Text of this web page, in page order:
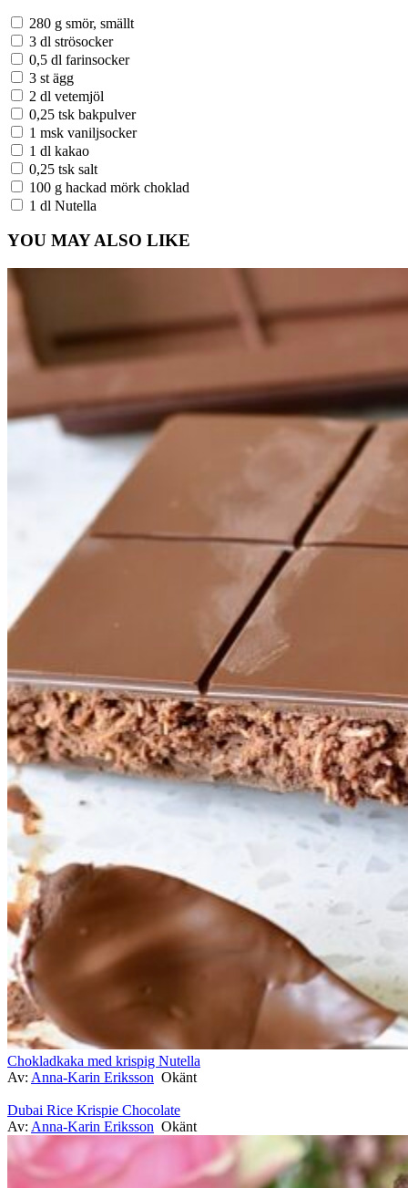
280 g smör, smällt
3 dl strösocker
0,5 dl farinsocker
3 st ägg
2 dl vetemjöl
0,25 tsk bakpulver
1 msk vaniljsocker
1 dl kakao
0,25 tsk salt
100 g hackad mörk choklad
1 dl Nutella
YOU MAY ALSO LIKE
Chokladkaka med krispig Nutella
Av: Anna-Karin Eriksson Okänt
Dubai Rice Krispie Chocolate
Av: Anna-Karin Eriksson Okänt